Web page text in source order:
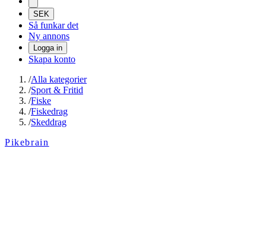
SEK
Så funkar det
Ny annons
Logga in
Skapa konto
/Alla kategorier
/Sport & Fritid
/Fiske
/Fiskedrag
/Skeddrag
Pikebrain